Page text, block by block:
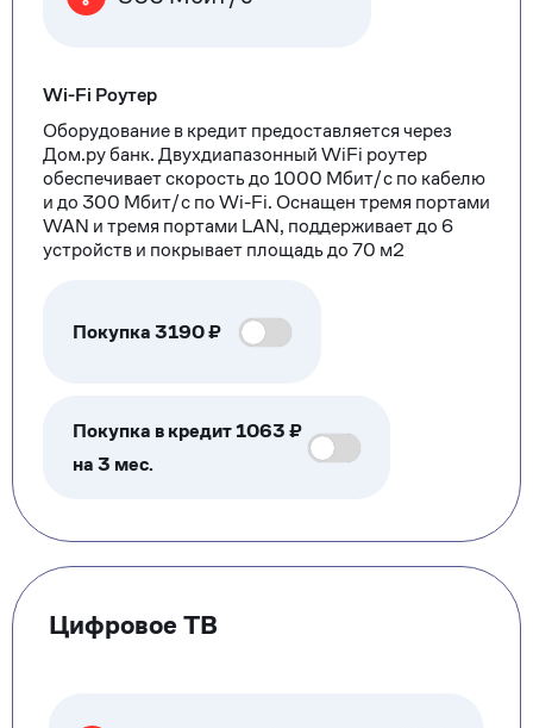
Wi-Fi Роутер
Оборудование в кредит предоставляется через
Дом.ру банк. Двухдиапазонный WiFi роутер
обеспечивает скорость до 1000 Мбит/с по кабелю
и до 300 Мбит/с по Wi-Fi. Оснащен тремя портами
WAN и тремя портами LAN, поддерживает до 6
устройств и покрывает площадь до 70 м2
Покупка3190₽
Покупка в кредит 1063 ₽
на 3 мес.
Цифровое ТВ